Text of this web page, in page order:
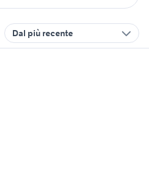
Dal più recente